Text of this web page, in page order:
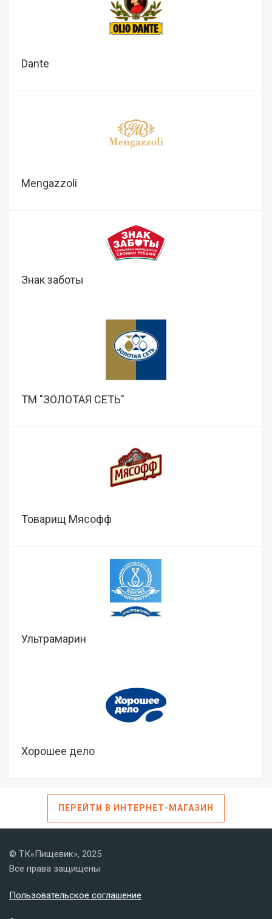
Dante
Mengazzoli
Знак заботы
ТМ "ЗОЛОТАЯ СЕТЬ"
Товарищ Мясофф
Ультрамарин
Хорошее дело
ПЕРЕЙТИ В ИНТЕРНЕТ-МАГАЗИН
© ТК«Пищевик», 2025
Все права защищены
Пользовательское соглашение